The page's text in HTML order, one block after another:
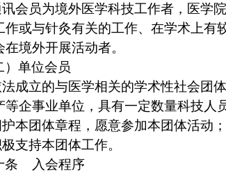
会员为境外医学科技工作者，医学
作或与针灸有关的工作、在学术上有
境外开展活动者。
）单位会员
成立的与医学相关的学术性社会团
等企事业单位，具有一定数量科技人
本团体章程，愿意参加本团体活动；
支持本团体工作。
条
入会程序